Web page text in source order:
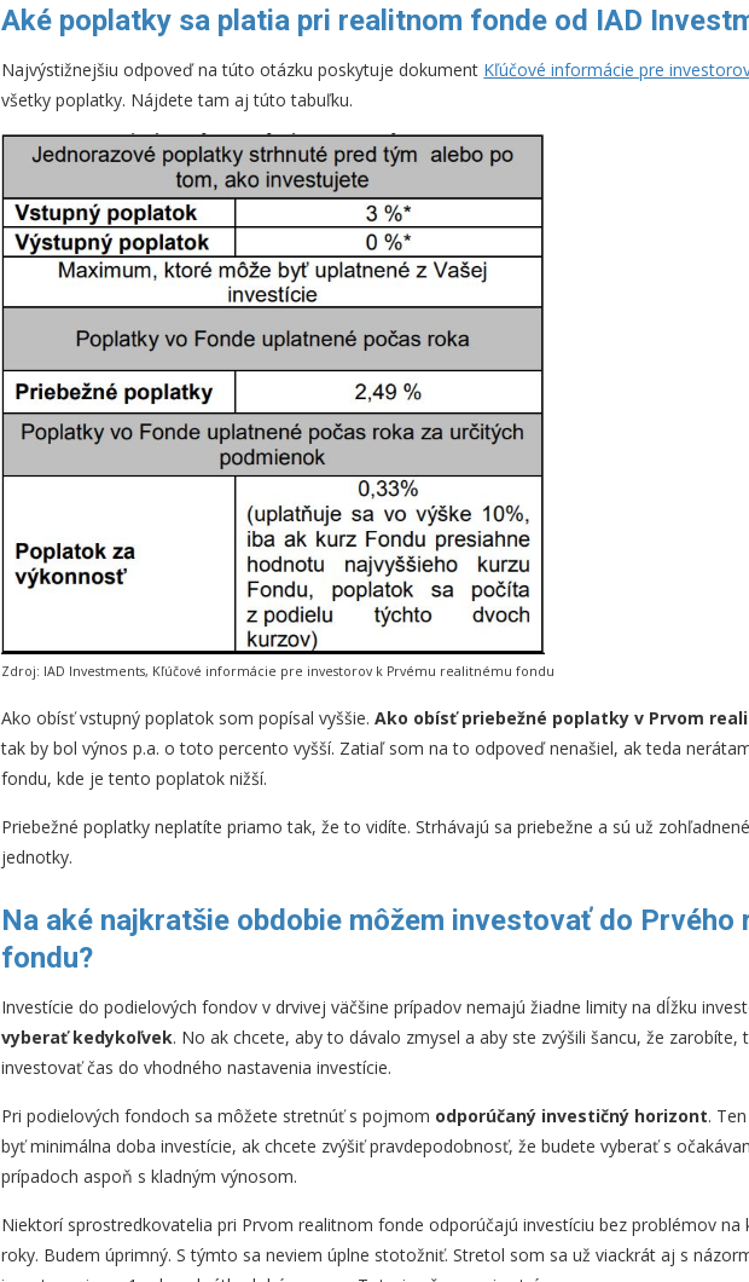
Aké poplatky sa platia pri realitnom fonde od IAD
Najvýstižnejšiu odpoveď na túto otázku poskytuje dokument Kľúčové informácie pre
všetky poplatky. Nájdete tam aj túto tabuľku.
Zdroj: IAD Investments, Kľúčové informácie pre investorov k Prvému realitnému fondu
Ako obísť vstupný poplatok som popísal vyššie.Ako obísť priebežné poplatky v Prvom
tak by bol výnos p.a. o toto percento vyšší. Zatiaľ som na to odpoveď nenašiel, ak teda
fondu, kde je tento poplatok nižší.
Priebežné poplatky neplatíte priamo tak, že to vidíte. Strhávajú sa priebežne a sú už
jednotky.
Na aké najkratšie obdobie môžem investovať do Prvého
fondu?
Investície do podielových fondov v drvivej väčšine prípadov nemajú žiadne limity na dĺžku
vyberať kedykoľvek. No ak chcete, aby to dávalo zmysel a aby ste zvýšili šancu, že zarobíte,
investovať čas do vhodného nastavenia investície.
Pri podielových fondoch sa môžete stretnúť s pojmom odporúčaný investičný horizont.
byť minimálna doba investície, ak chcete zvýšiť pravdepodobnosť, že budete vyberať s
prípadoch aspoň s kladným výnosom.
Niektorí sprostredkovatelia pri Prvom realitnom fonde odporúčajú investíciu bez problémov na
roky. Budem úprimný. S týmto sa neviem úplne stotožniť. Stretol som sa už viackrát aj s